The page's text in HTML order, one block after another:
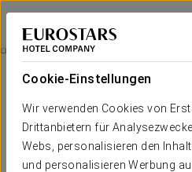
Cookie-Einstellungen
Wir verwenden Cookies von
Drittanbietern für
Webs, personalisieren den
und personalisieren Werbung
Eurostars Oporto
PORTO
Romantisches Erlebnis